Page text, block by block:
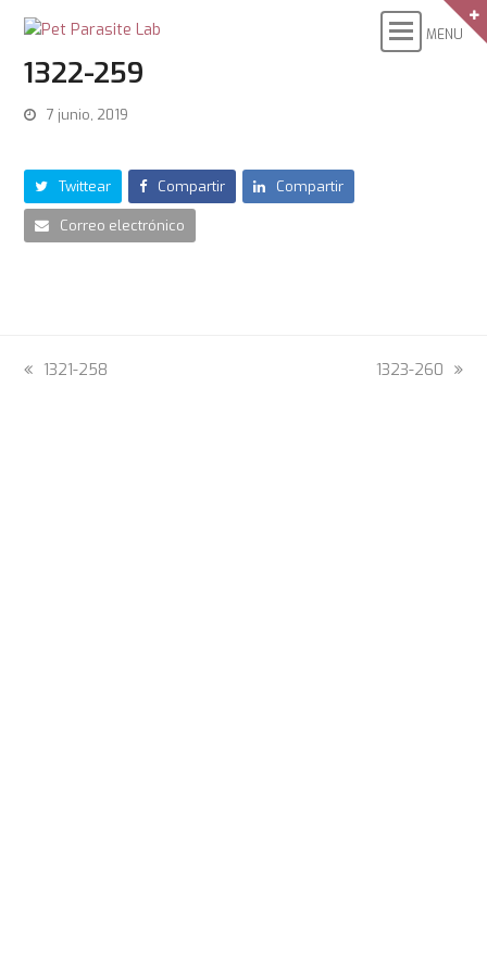
1322-259
7 junio, 2019
Twittear Compartir Compartir
Correo electrónico
previous
1321-258
next
1323-260